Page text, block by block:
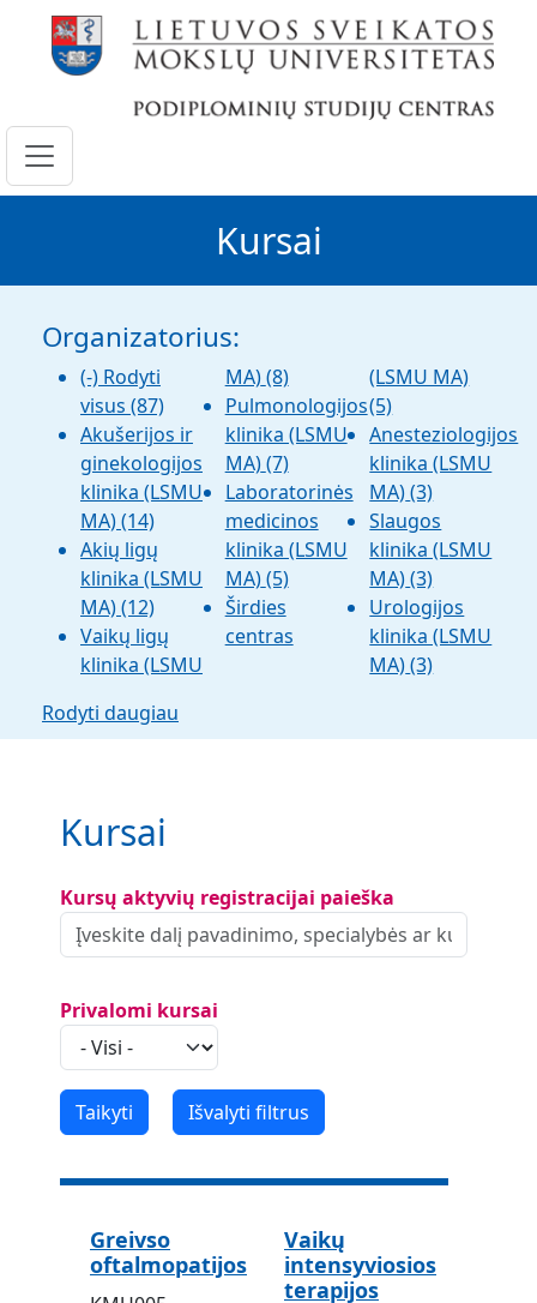
Pereiti į pagrindinį turinį
Kursai
Organizatorius:
(-) Rodyti
visus (87)
Akušerijos ir
ginekologijos
klinika (LSMU
MA)(14)
Akių ligų
klinika (LSMU
MA)(12)
Vaikų ligų
klinika (LSMU
MA)(8)
Pulmonologijos
klinika (LSMU
MA)(7)
Laboratorinės
medicinos
klinika (LSMU
MA)(5)
Širdies
centras
(LSMU MA)
(5)
Anesteziologijos
klinika (LSMU
MA)(3)
Slaugos
klinika (LSMU
MA)(3)
Urologijos
klinika (LSMU
MA)(3)
Rodyti daugiau
Kursai
Kursų aktyvių registracijai paieška
Privalomi kursai
Greivso
oftalmopatijos
Vaikų
intensyviosios
terapijos